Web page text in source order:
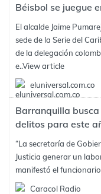
Béisbol se juegue
El alcalde Jaime
sede de la Serie del
de la delegación
e..View article
eluniversal.com.co
Barranquilla
delitos para este
“La secretaría de
Justicia generar un
manifestó el
Caracol Radio